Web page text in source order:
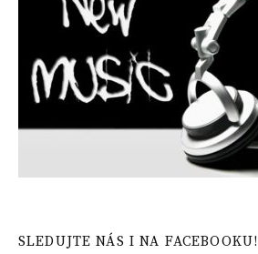
SLEDUJTE NÁS I NA FACEBOOKU!